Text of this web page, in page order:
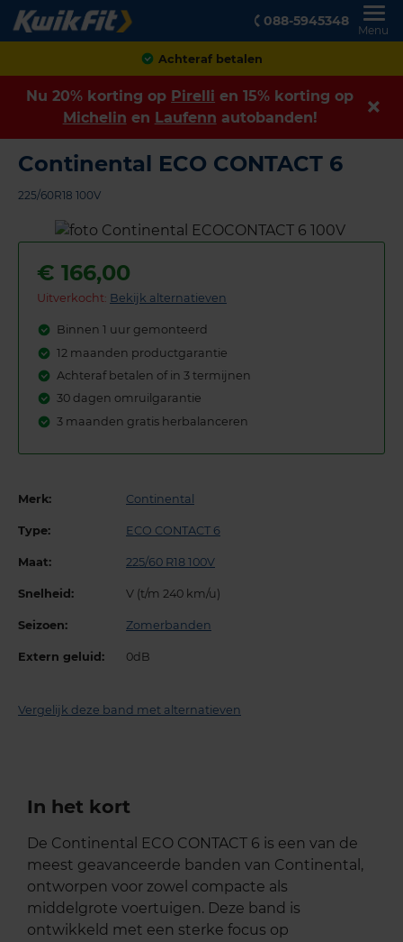
088-5945348
Menu
Achteraf betalen
Nu 20% korting op Pirelli en 15% korting op
Michelin en Laufenn autobanden!
Continental ECO CONTACT 6
225/60R18 100V
€ 166,00
Uitverkocht: Bekijk alternatieven
Binnen 1 uur gemonteerd
12 maanden productgarantie
Achteraf betalen of in 3 termijnen
30 dagen omruilgarantie
3 maanden gratis herbalanceren
Merk: Continental
Type: ECO CONTACT 6
Maat: 225/60 R18 100V
Snelheid: V (t/m 240 km/u)
Seizoen: Zomerbanden
Extern geluid: 0dB
Vergelijk deze band met alternatieven
In het kort
De Continental ECO CONTACT 6 is een van de
meest geavanceerde banden van Continental,
ontworpen voor zowel compacte als
middelgrote voertuigen. Deze band is
ontwikkeld met een sterke focus op